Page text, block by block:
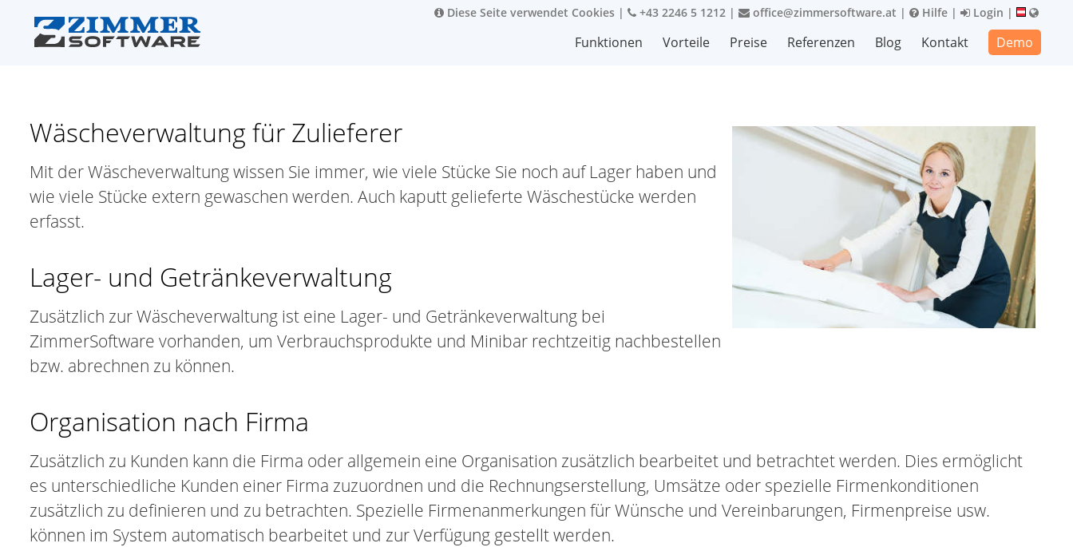
Diese Seite verwendet Cookies | +43 2246 5 1212 | office@zimmersoftware.at | Hilfe | Login |
Funktionen Vorteile Preise Referenzen Blog Kontakt Demo
Wäscheverwaltung für Zulieferer
Mit der Wäscheverwaltung wissen Sie immer, wie viele Stücke Sie noch auf Lager haben und
wie viele Stücke extern gewaschen werden. Auch kaputt gelieferte Wäschestücke werden
erfasst.
Lager- und Getränkeverwaltung
Zusätzlich zur Wäscheverwaltung ist eine Lager- und Getränkeverwaltung bei
ZimmerSoftware vorhanden, um Verbrauchsprodukte und Minibar rechtzeitig nachbestellen
bzw. abrechnen zu können.
Organisation nach Firma
Zusätzlich zu Kunden kann die Firma oder allgemein eine Organisation zusätzlich bearbeitet und betrachtet werden. Dies ermöglicht
es unterschiedliche Kunden einer Firma zuzuordnen und die Rechnungserstellung, Umsätze oder spezielle Firmenkonditionen
zusätzlich zu definieren und zu betrachten. Spezielle Firmenanmerkungen für Wünsche und Vereinbarungen, Firmenpreise usw.
können im System automatisch bearbeitet und zur Verfügung gestellt werden.